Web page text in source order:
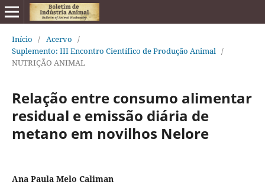
Início / Acervo /
Suplemento: III Encontro Científico de Produção Animal /
NUTRIÇÃO ANIMAL
Relação entre consumo alimentar
residual e emissão diária de
metano em novilhos Nelore
Ana Paula Melo Caliman